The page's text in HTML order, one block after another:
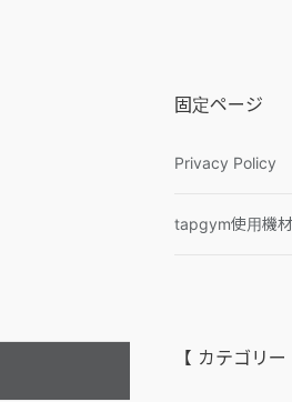
固定ページ
Privacy Policy
tapgym使用機
【 カテゴリー